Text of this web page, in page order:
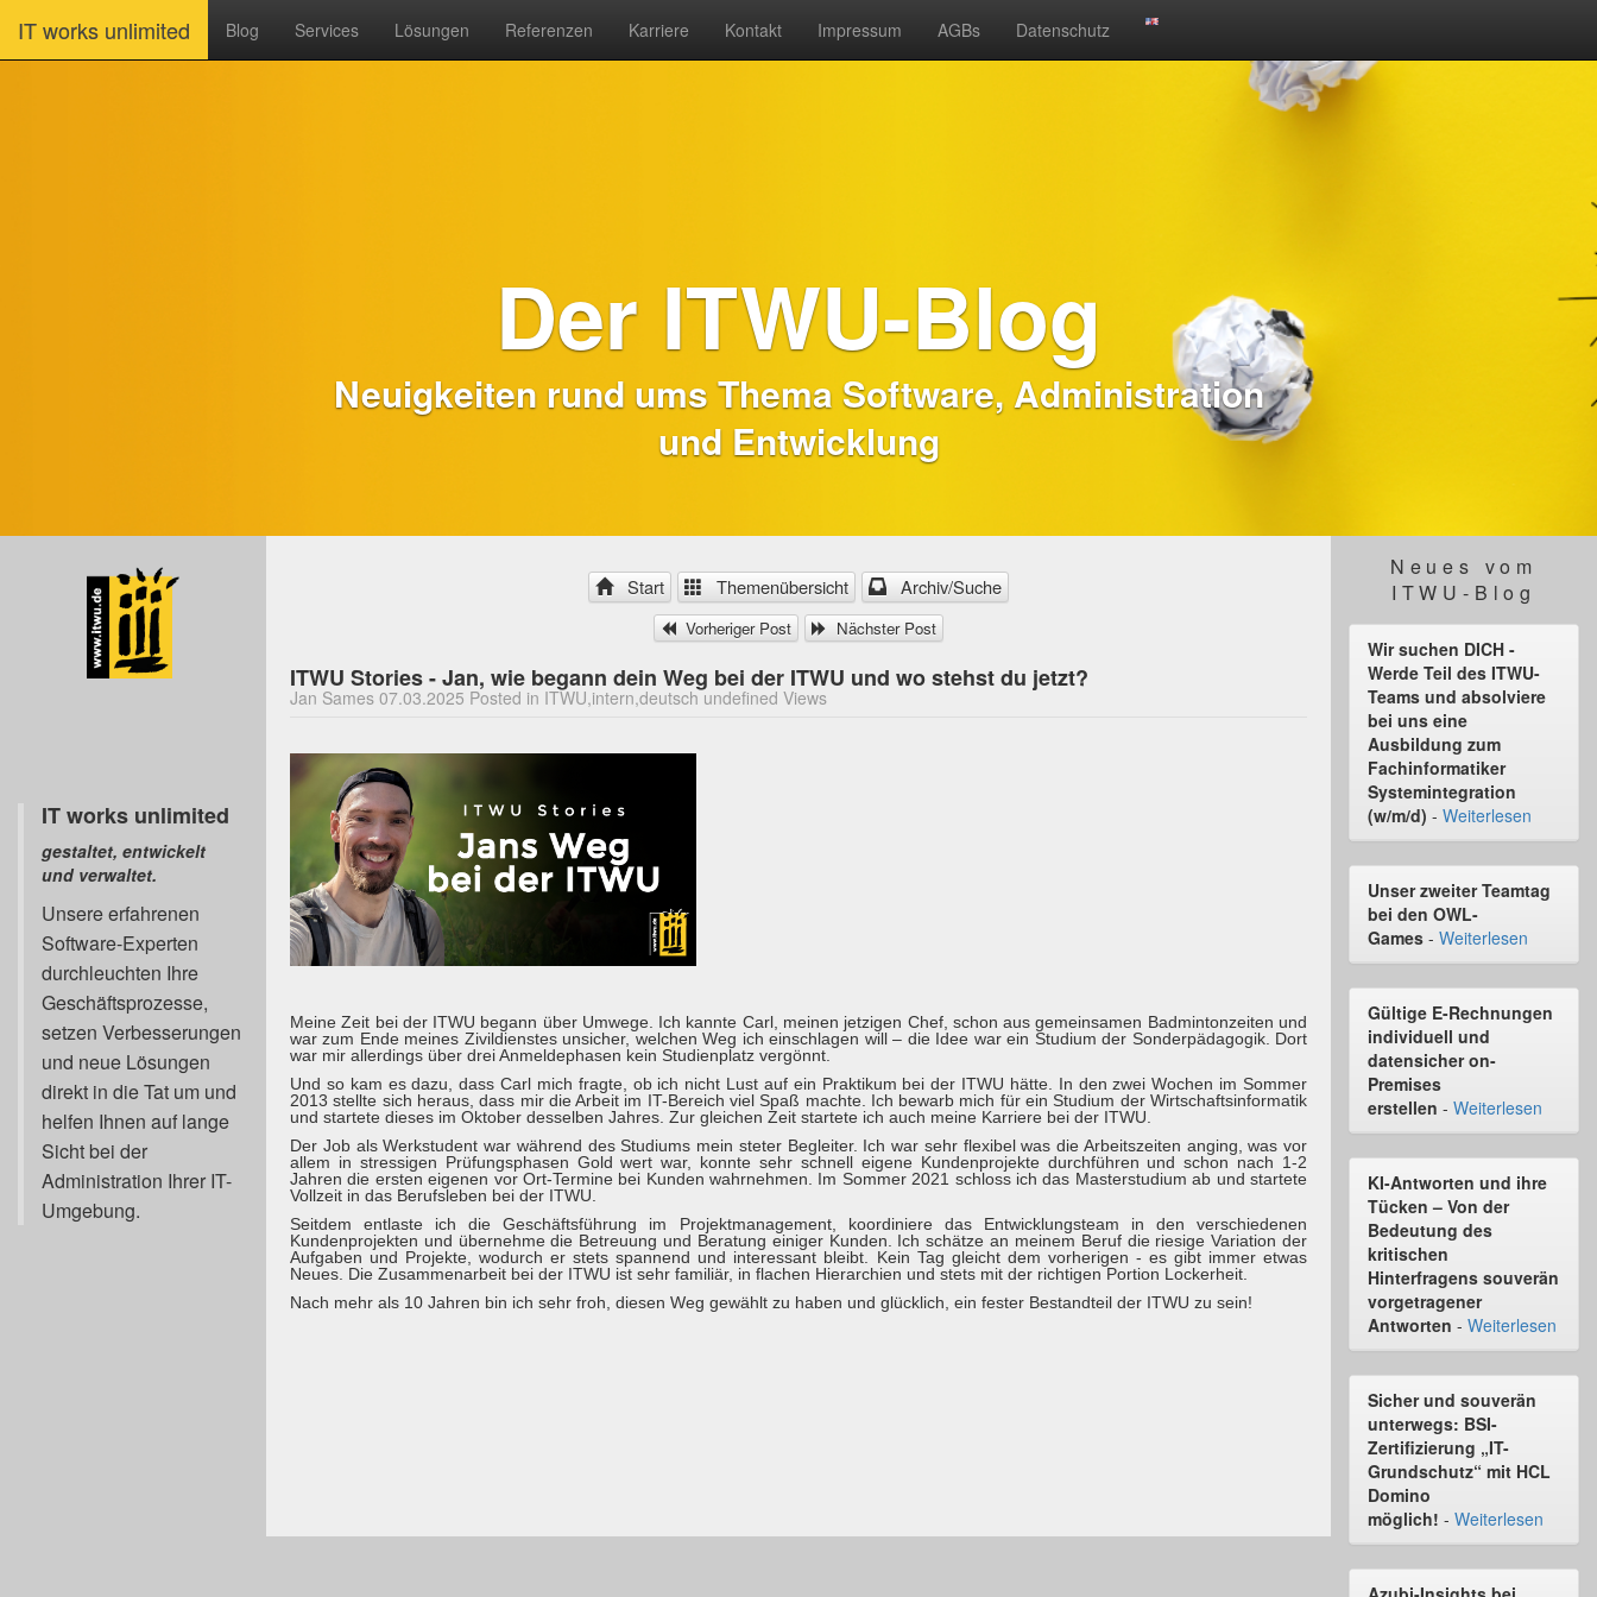
IT works unlimited Blog Services Lösungen Referenzen Karriere Kontakt Impressum AGBs Datenschutz
Der ITWU-Blog
Neuigkeiten rund ums Thema Software, Administration
und Entwicklung
IT works unlimited
gestaltet, entwickelt
und verwaltet.
Unsere erfahrenen
Software-Experten
durchleuchten Ihre
Geschäftsprozesse,
setzen Verbesserungen
und neue Lösungen
direkt in die Tat um und
helfen Ihnen auf lange
Sicht bei der
Administration Ihrer IT-
Umgebung.
Start Themenübersicht Archiv/Suche
Vorheriger Post Nächster Post
ITWU Stories - Jan, wie begann dein Weg bei der ITWU und wo stehst du jetzt?
Jan Sames 07.03.2025 Posted in ITWU,intern,deutsch undefined Views
Meine Zeit bei der ITWU begann über Umwege. Ich kannte Carl, meinen jetzigen Chef, schon aus gemeinsamen Badmintonzeiten und
war zum Ende meines Zivildienstes unsicher, welchen Weg ich einschlagen will – die Idee war ein Studium der Sonderpädagogik. Dort
war mir allerdings über drei Anmeldephasen kein Studienplatz vergönnt.
Und so kam es dazu, dass Carl mich fragte, ob ich nicht Lust auf ein Praktikum bei der ITWU hätte. In den zwei Wochen im Sommer
2013 stellte sich heraus, dass mir die Arbeit im IT-Bereich viel Spaß machte. Ich bewarb mich für ein Studium der Wirtschaftsinformatik
und startete dieses im Oktober desselben Jahres. Zur gleichen Zeit startete ich auch meine Karriere bei der ITWU.
Der Job als Werkstudent war während des Studiums mein steter Begleiter. Ich war sehr flexibel was die Arbeitszeiten anging, was vor
allem in stressigen Prüfungsphasen Gold wert war, konnte sehr schnell eigene Kundenprojekte durchführen und schon nach 1-2
Jahren die ersten eigenen vor Ort-Termine bei Kunden wahrnehmen. Im Sommer 2021 schloss ich das Masterstudium ab und startete
Vollzeit in das Berufsleben bei der ITWU.
Seitdem entlaste ich die Geschäftsführung im Projektmanagement, koordiniere das Entwicklungsteam in den verschiedenen
Kundenprojekten und übernehme die Betreuung und Beratung einiger Kunden. Ich schätze an meinem Beruf die riesige Variation der
Aufgaben und Projekte, wodurch er stets spannend und interessant bleibt. Kein Tag gleicht dem vorherigen - es gibt immer etwas
Neues. Die Zusammenarbeit bei der ITWU ist sehr familiär, in flachen Hierarchien und stets mit der richtigen Portion Lockerheit.
Nach mehr als 10 Jahren bin ich sehr froh, diesen Weg gewählt zu haben und glücklich, ein fester Bestandteil der ITWU zu sein!
Neues vom
ITWU-Blog
Wir suchen DICH -
Werde Teil des ITWU-
Teams und absolviere
bei uns eine
Ausbildung zum
Fachinformatiker
Systemintegration
(w/m/d) - Weiterlesen
Unser zweiter Teamtag
bei den OWL-
Games - Weiterlesen
Gültige E-Rechnungen
individuell und
datensicher on-
Premises
erstellen - Weiterlesen
KI-Antworten und ihre
Tücken – Von der
Bedeutung des
kritischen
Hinterfragens souverän
vorgetragener
Antworten - Weiterlesen
Sicher und souverän
unterwegs: BSI-
Zertifizierung „IT-
Grundschutz“ mit HCL
Domino
möglich! - Weiterlesen